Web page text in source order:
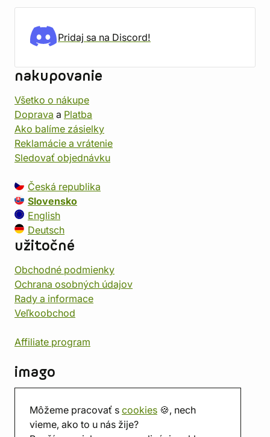
Môžeme pracovať s cookies 🍪, nech
vieme, ako to u nás žije?
Pridaj sa na Discord!
nakupovanie
Všetko o nákupe
Doprava a Platba
Ako balíme zásielky
Reklamácie a vrátenie
Sledovať objednávku
Česká republika
Slovensko
English
Deutsch
užitočné
Obchodné podmienky
Ochrana osobných údajov
Rady a informace
Veľkoobchod
Affiliate program
imago
Predajňa
Herňa